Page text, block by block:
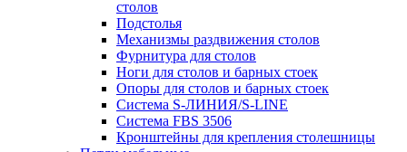
столов
Подстолья
Механизмы раздвижения столов
Фурнитура для столов
Ноги для столов и барных стоек
Опоры для столов и барных стоек
Система S-ЛИНИЯ/S-LINE
Система FBS 3506
Кронштейны для крепления столешницы